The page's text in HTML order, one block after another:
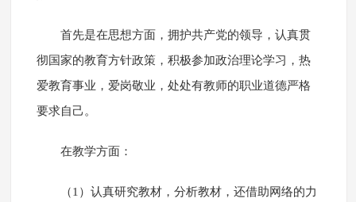
首先是在思想方面，拥护共产党的领导，认真贯
彻国家的教育方针政策，积极参加政治理论学习，热
爱教育事业，爱岗敬业，处处有教师的职业道德严格
要求自己。
在教学方面：
（1）认真研究教材，分析教材，还借助网络的力